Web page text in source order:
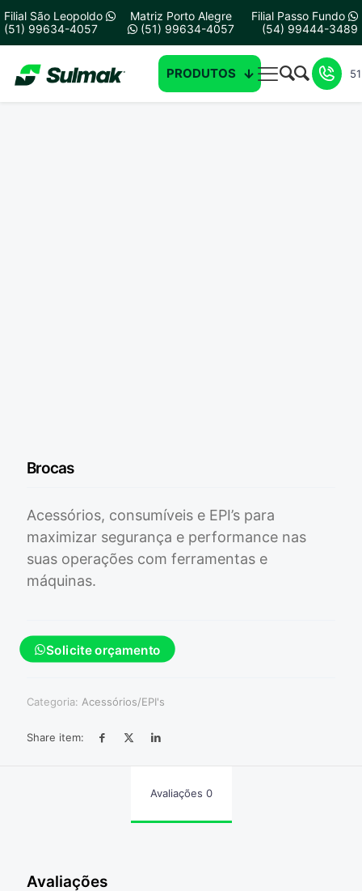
Filial São Leopoldo
(51) 99634-4057
Matriz Porto Alegre
(51) 99634-4057
Filial Passo Fundo
(54) 99444-3489
PRODUTOS
Brocas
Acessórios, consumíveis e EPI’s para
maximizar segurança e performance nas
suas operações com ferramentas e
máquinas.
Solicite orçamento
Categoria: Acessórios/EPI's
Share item:
Avaliações 0
Avaliações